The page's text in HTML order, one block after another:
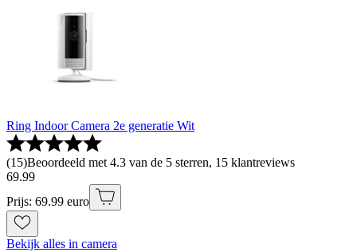
Ring Indoor Camera 2e generatie Wit
(15)Beoordeeld met 4.3 van de 5 sterren, 15 klantreviews
69.99
Prijs: 69.99 euro
Bekijk alles in camera